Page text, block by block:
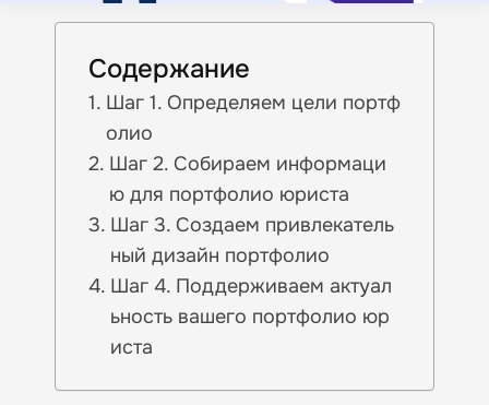
Содержание
Шаг 1. Определяем цели портф
олио
Шаг 2. Собираем информаци
ю для портфолио юриста
Шаг 3. Создаем привлекатель
ный дизайн портфолио
Шаг 4. Поддерживаем актуал
ьность вашего портфолио юр
иста